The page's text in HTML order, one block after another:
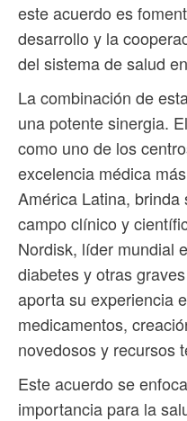
este acuerdo es
desarrollo y la
del sistema de salud
La combinación de
una potente sinergia.
como uno de los
excelencia médica
América Latina,
campo clínico y
Nordisk, líder mundial
diabetes y otras
aporta su experiencia
medicamentos,
novedosos y recursos
Este acuerdo se
importancia para la